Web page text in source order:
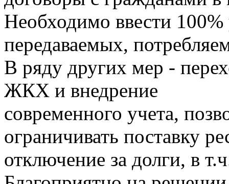
Необходимо ввести
передаваемых,
В ряду других мер -
ЖКХ и внедрение
современного учета,
ограничивать поставку
отключение за долги, в